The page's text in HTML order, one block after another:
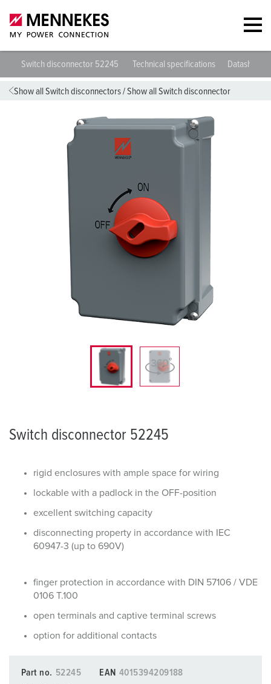
Switch disconnector 52245 Technical specifications Datasheets
Show all Switch disconnectors/Show all Switch disconnector
Switch disconnector 52245
rigid enclosures with ample space for wiring
lockable with a padlock in the OFF-position
excellent switching capacity
disconnecting property in accordance with IEC
60947-3 (up to 690V)
finger protection in accordance with DIN 57106 / VDE
0106 T.100
open terminals and captive terminal screws
option for additional contacts
Part no. 52245 EAN 4015394209188